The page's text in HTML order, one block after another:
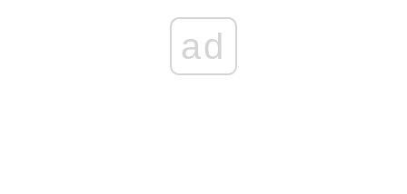
ad